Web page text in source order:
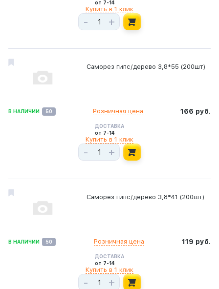
от 7-14
- +
Купить в 1 клик
Саморез гипс/дерево 3,8*55 (200шт)
В НАЛИЧИИ 50 166 руб.
Розничная цена
ДОСТАВКА
от 7-14
- +
Купить в 1 клик
Саморез гипс/дерево 3,8*41 (200шт)
В НАЛИЧИИ 50 119 руб.
Розничная цена
ДОСТАВКА
от 7-14
- +
Купить в 1 клик